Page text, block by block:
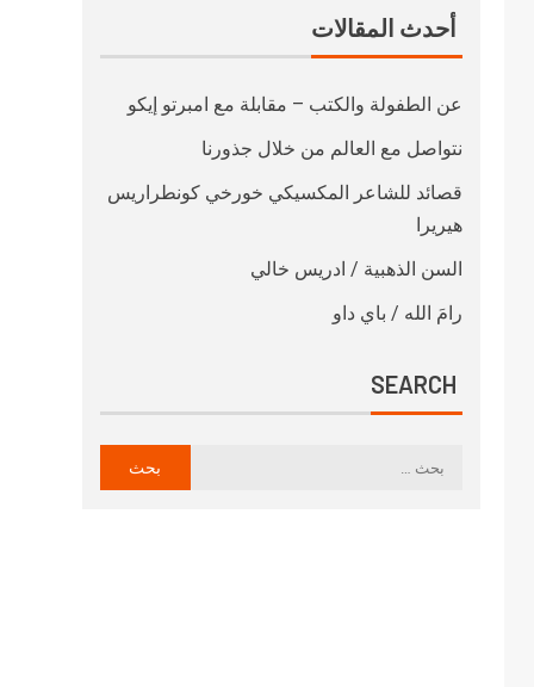
أحدث المقالات
عن الطفولة والكتب – مقابلة مع امبرتو إيكو
نتواصل مع العالم من خلال جذورنا
قصائد للشاعر المكسيكي خورخي كونطراريس
هيريرا
السن الذهبية / ادريس خالي
رامَ الله / باي داو
SEARCH